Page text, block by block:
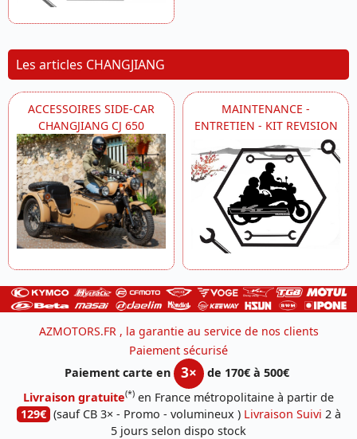
Les articles CHANGJIANG
ACCESSOIRES SIDE-CAR
CHANGJIANG CJ 650
MAINTENANCE -
ENTRETIEN - KIT REVISION
AZMOTORS.FR , la garantie au service de nos clients
Paiement sécurisé
Paiement carte en
3×
de 170€ à 500€
Livraison gratuite(*) en France métropolitaine à partir de
129€ (sauf CB 3× - Promo - volumineux ) Livraison Suivi 2 à
5 jours selon dispo stock